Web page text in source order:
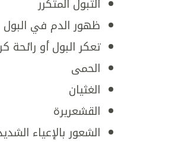
التبول المتكرر
ظهور الدم في البول
تعكر البول أو رائحة
الحمى
الغثيان
القشعريرة
الشعور بالإعياء